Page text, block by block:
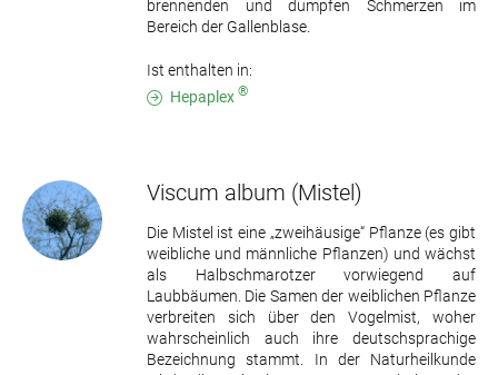
brennenden und dumpfen Schmerzen im
Bereich der Gallenblase.
Ist enthalten in:
Hepaplex ®
Viscum album (Mistel)
Die Mistel ist eine „zweihäusige“ Pflanze (es gibt
weibliche und männliche Pflanzen) und wächst
als Halbschmarotzer vorwiegend auf
Laubbäumen. Die Samen der weiblichen Pflanze
verbreiten sich über den Vogelmist, woher
wahrscheinlich auch ihre deutschsprachige
Bezeichnung stammt. In der Naturheilkunde